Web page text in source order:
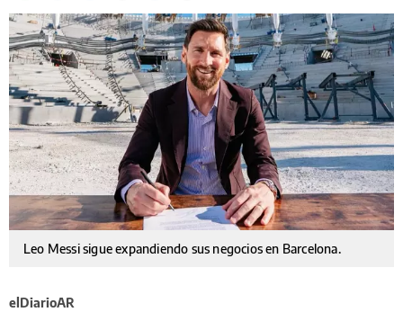
Leo Messi sigue expandiendo sus negocios en Barcelona.
elDiarioAR